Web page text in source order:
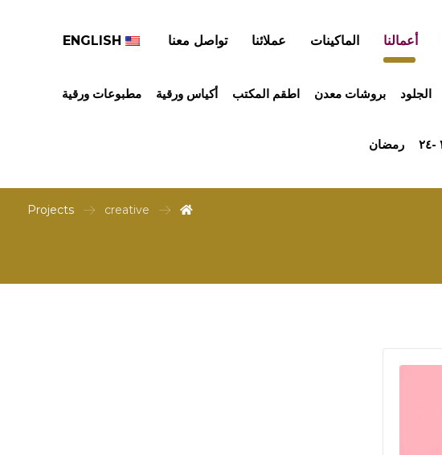
أعمالنا الماكينات عملائنا تواصل معنا ENGLISH
الجلود بروشات معدن اطقم المكتب أكياس ورقية مطبوعات ورقية
رمضان
Projects creative